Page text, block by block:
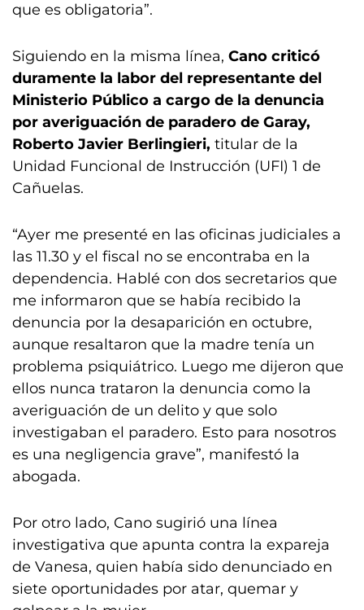
que es obligatoria”.
Siguiendo en la misma línea, Cano criticó
duramente la labor del representante del
Ministerio Público a cargo de la denuncia
por averiguación de paradero de Garay,
Roberto Javier Berlingieri, titular de la
Unidad Funcional de Instrucción (UFI) 1 de
Cañuelas.
“Ayer me presenté en las oficinas judiciales a
las 11.30 y el fiscal no se encontraba en la
dependencia. Hablé con dos secretarios que
me informaron que se había recibido la
denuncia por la desaparición en octubre,
aunque resaltaron que la madre tenía un
problema psiquiátrico. Luego me dijeron que
ellos nunca trataron la denuncia como la
averiguación de un delito y que solo
investigaban el paradero. Esto para nosotros
es una negligencia grave”, manifestó la
abogada.
Por otro lado, Cano sugirió una línea
investigativa que apunta contra la expareja
de Vanesa, quien había sido denunciado en
siete oportunidades por atar, quemar y